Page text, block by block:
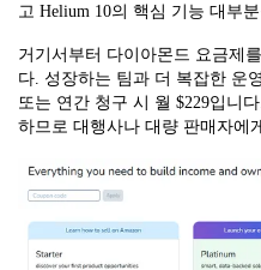
고 Helium 10의 핵심 기능 대부
거기서부터 다이아몬드 요금제
다. 성장하는 팀과 더 복잡한 운
또는 연간 청구 시 월 $229입니
하므로 대행사나 대량 판매자에